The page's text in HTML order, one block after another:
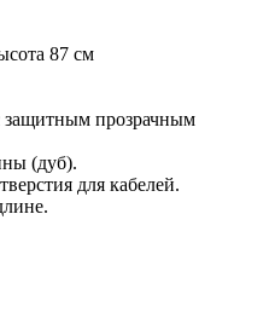
87 см
защитным прозрачным
(дуб).
для кабелей.